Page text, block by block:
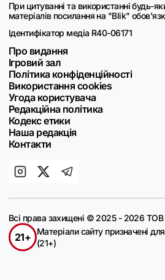
При цитуванні та використанні будь-
матеріалів посилання на "Blik"
Ідентифікатор медіа R40-06171
Про видання
Ігровий зал
Політика конфіденційності
Використання cookies
Угода користувача
Редакційна політика
Кодекс етики
Наша редакція
Контакти
Всі права захищені © 2025 - 2026
21+
Матеріали сайту призначені
(21+)